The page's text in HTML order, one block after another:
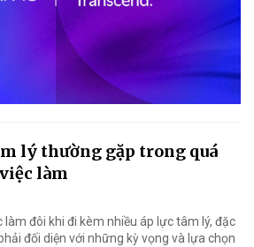
lý thường gặp trong quá
làm
làm đôi khi đi kèm nhiều áp lực tâm lý, đặc
đối diện với những kỳ vọng và lựa chọn